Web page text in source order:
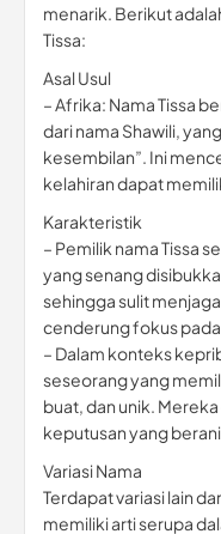
menarik. Berikut
Tissa:
Asal Usul
– Afrika: Nama Tissa
dari nama Shawili,
kesembilan”. Ini
kelahiran dapat
Karakteristik
– Pemilik nama Tissa
yang senang
sehingga sulit
cenderung fokus
– Dalam konteks
seseorang yang
buat, dan unik.
keputusan yang
Variasi Nama
Terdapat variasi lain
memiliki arti serupa